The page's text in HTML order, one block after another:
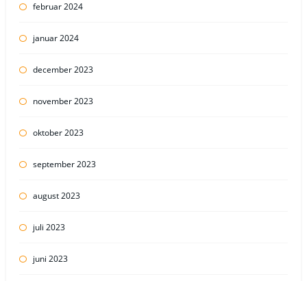
februar 2024
januar 2024
december 2023
november 2023
oktober 2023
september 2023
august 2023
juli 2023
juni 2023